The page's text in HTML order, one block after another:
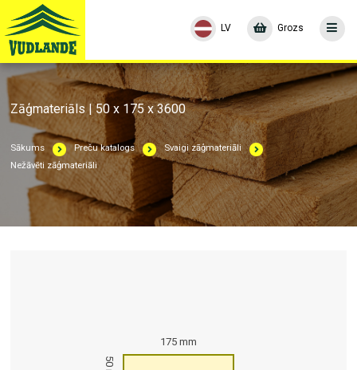
Grozs
LV
Zāģmateriāls | 50 x 175 x 3600
Sākums Preču katalogs
Svaigi zāģmateriāli
Nežāvēti zāģmateriāli
175 mm